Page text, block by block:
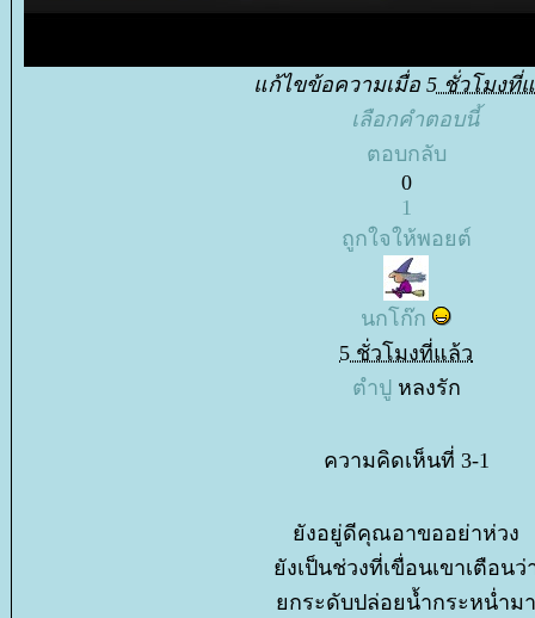
ก้ไขข้อความเมื่อ 5 ชั่วโมงที่
เลือกคำตอบนี้
ตอบกลับ
0
1
ถูกใจให้พอยต์
นกโก๊ก
5 ชั่วโมงที่แล้ว
ตำปู หลงรัก
ความคิดเห็นที่ 3-1
ังอยู่ดีคุณอาขออย่าห่วง
งเป็นช่วงที่เขื่อนเขาเตือนว่
กระดับปล่อยน้ำกระหน่ำมา